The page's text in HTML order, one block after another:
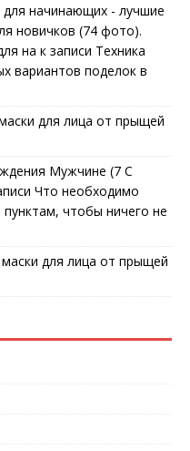
для начинающих - лучшие
новичков (74 фото).
на к записи Техника
вариантов поделок в
для лица от прыщей
Мужчине (7 С
Что необходимо
чтобы ничего не
для лица от прыщей